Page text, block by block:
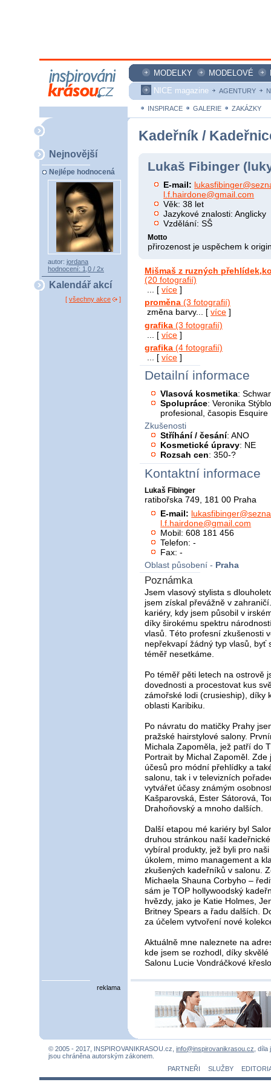
MODELKY MODELOVÉ
NICE magazine
AGENTURY
INSPIRACE GALERIE ZAKÁZKY
Nejnovější
Nejlépe hodnocená
autor: jordana
hodnocení: 1,0 / 2x
Kalendář akcí
[ všechny akce ]
Kadeřník /
Lukaš Fibinger
E-mail:
l.f.hairdone@gmail.com
Věk: 38 let
Jazykové znalosti: Anglicky
Vzdělání: SŠ
Motto
přirozenost je uspěchem k
Mišmaš z ruzných
(20 fotografií)
... [ více ]
proměna (3 fotografií)
změna barvy... [ více ]
grafika (3 fotografií)
... [ více ]
grafika (4 fotografií)
... [ více ]
Detailní informace
Vlasová kosmetika:
Spolupráce: Veronika
profesional, časopis Esquire
Zkušenosti
Stříhání / česání: ANO
Kosmetické úpravy: NE
Rozsah cen: 350-?
Kontaktní informace
Lukaš Fibinger
ratibořska 749, 181 00 Praha
E-mail:
l.f.hairdone@gmail.com
Mobil: 608 181 456
Telefon: -
Fax: -
Oblast působení - Praha
Poznámka
Jsem vlasový stylista s
jsem získal převážně v
kariéry, kdy jsem působil v
díky širokému spektru
vlasů. Této profesní zkušenosti
nepřekvapí žádný typ vlasů, byť
téměř nesetkáme.
Po téměř pěti letech na ostrově
dovednosti a procestovat kus
zámořské lodi (crusieship), díky
oblasti Karibiku.
Po návratu do matičky Prahy
pražské hairstylové salony.
Michala Zapoměla, jež patří do
Portrait by Michal Zapoměl.
účesů pro módní přehlídky a
salonu, tak i v televizních
vytvářet účasy známým
Kašparovská, Ester Sátorová,
Drahoňovský a mnoho dalších.
Další etapou mé kariéry byl
druhou stránkou naší
vybíral produkty, jež byli pro
úkolem, mimo management a
zkušených kadeřníků v salonu.
Michaela Shauna Corbyho –
sám je TOP hollywoodský
hvězdy, jako je Katie Holmes,
Britney Spears a řadu dalších.
za účelem vytvoření nové
Aktuálně mne naleznete na
kde jsem se rozhodl, díky
Salonu Lucie Vondráčkové
reklama
© 2005 - 2017, INSPIROVANIKRASOU.cz, info@inspirovanikrasou.cz ,
jsou chráněna autorským zákonem.
PARTNEŘI
SLUŽBY